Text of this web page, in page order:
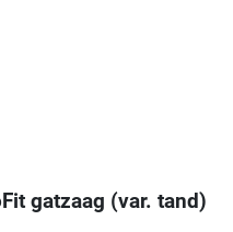
gatzaag (var. tand)